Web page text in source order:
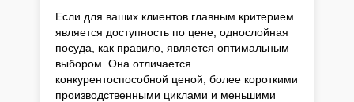
Если для ваших клиентов главным критерием
является доступность по цене, однослойная
посуда, как правило, является оптимальным
выбором. Она отличается
конкурентоспособной ценой, более короткими
производственными циклами и меньшими